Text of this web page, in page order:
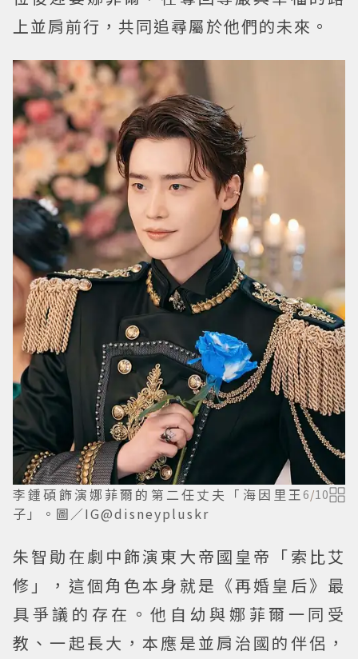
上並肩前行，共同追尋屬於他們的未來。
李鍾碩飾演娜菲爾的第二任丈夫「海因里王
子」。圖／IG@disneypluskr
6/10
朱智勛在劇中飾演東大帝國皇帝「索比艾
修」，這個角色本身就是《再婚皇后》最
具爭議的存在。他自幼與娜菲爾一同受
教、一起長大，本應是並肩治國的伴侶，